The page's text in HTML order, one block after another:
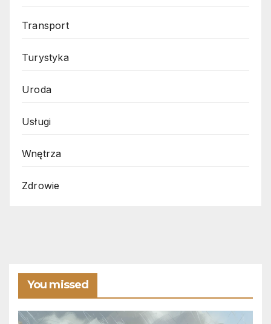
Transport
Turystyka
Uroda
Usługi
Wnętrza
Zdrowie
You missed